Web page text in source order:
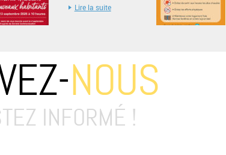
Lire la suite
NOUS
INFORMÉ !